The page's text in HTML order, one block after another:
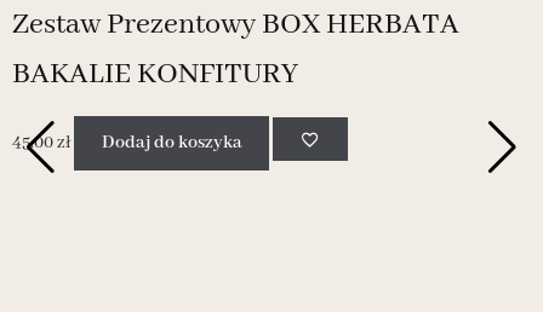
Zestaw Prezentowy BOX HERBATA
BAKALIE KONFITURY
45.00zł Dodaj do koszyka